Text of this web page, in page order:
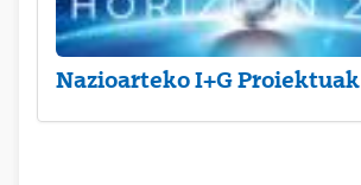
Nazioarteko I+G Proiektuak